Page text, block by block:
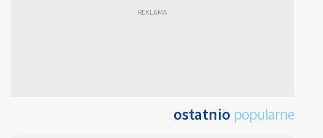
ostatnio popularne